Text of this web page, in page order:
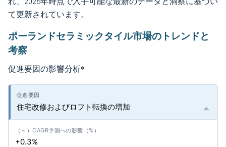
て更新されています。
ポーランドセラミックタイル市場のトレンドと
考察
促進要因の影響分析*
住宅改修およびロフト転換の増加
+0.3%